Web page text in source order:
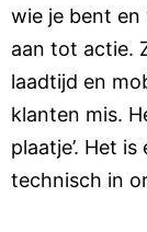
wie je bent
aan tot actie.
laadtijd en
klanten mis.
plaatje’. Het
technisch in